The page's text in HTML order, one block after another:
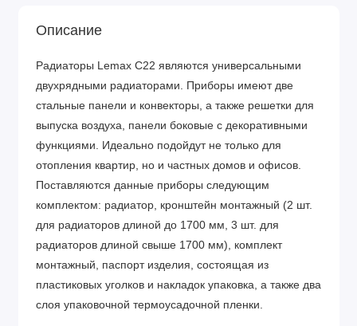
Описание
Радиаторы Lemax С22 являются универсальными
двухрядными радиаторами. Приборы имеют две
стальные панели и конвекторы, а также решетки для
выпуска воздуха, панели боковые с декоративными
функциями. Идеально подойдут не только для
отопления квартир, но и частных домов и офисов.
Поставляются данные приборы следующим
комплектом: радиатор, кронштейн монтажный (2 шт.
для радиаторов длиной до 1700 мм, 3 шт. для
радиаторов длиной свыше 1700 мм), комплект
монтажный, паспорт изделия, состоящая из
пластиковых уголков и накладок упаковка, а также два
слоя упаковочной термоусадочной пленки.